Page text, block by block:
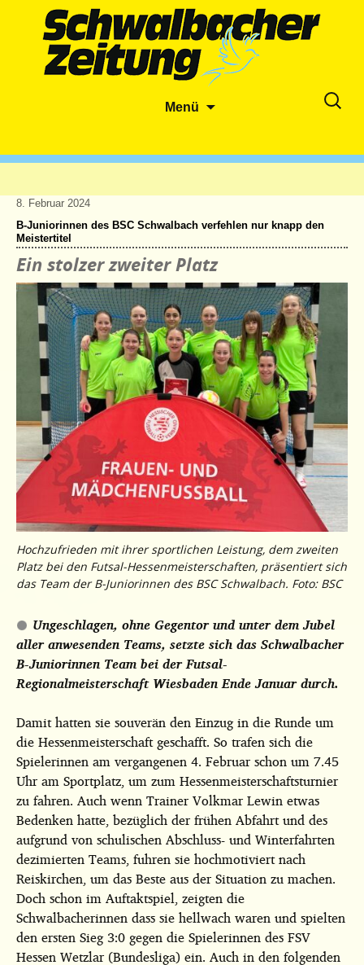
Menü
Suche
8. Februar 2024
B-Juniorinnen des BSC Schwalbach verfehlen nur knapp den
Meistertitel
Ein stolzer zweiter Platz
Hochzufrieden mit ihrer sportlichen Leistung, dem zweiten
Platz bei den Futsal-Hessenmeisterschaften, präsentiert sich
das Team der B-Juniorinnen des BSC Schwalbach. Foto: BSC
Ungeschlagen, ohne Gegentor und unter dem Jubel
aller anwesenden Teams, setzte sich das Schwalbacher
B-Juniorinnen Team bei der Futsal-
Regionalmeisterschaft Wiesbaden Ende Januar durch.
Damit hatten sie souverän den Einzug in die Runde um
die Hessenmeisterschaft geschafft. So trafen sich die
Spielerinnen am vergangenen 4. Februar schon um 7.45
Uhr am Sportplatz, um zum Hessenmeisterschaftsturnier
zu fahren. Auch wenn Trainer Volkmar Lewin etwas
Bedenken hatte, bezüglich der frühen Abfahrt und des
aufgrund von schulischen Abschluss- und Winterfahrten
dezimierten Teams, fuhren sie hochmotiviert nach
Reiskirchen, um das Beste aus der Situation zu machen.
Doch schon im Auftaktspiel, zeigten die
Schwalbacherinnen dass sie hellwach waren und spielten
den ersten Sieg 3:0 gegen die Spielerinnen des FSV
Hessen Wetzlar (Bundesliga) ein. Auch in den folgenden